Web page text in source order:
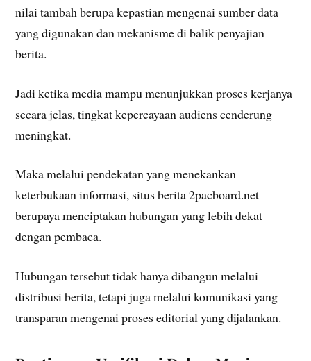
nilai tambah berupa kepastian mengenai sumber data
yang digunakan dan mekanisme di balik penyajian
berita.
Jadi ketika media mampu menunjukkan proses kerjanya
secara jelas, tingkat kepercayaan audiens cenderung
meningkat.
Maka melalui pendekatan yang menekankan
keterbukaan informasi, situs berita 2pacboard.net
berupaya menciptakan hubungan yang lebih dekat
dengan pembaca.
Hubungan tersebut tidak hanya dibangun melalui
distribusi berita, tetapi juga melalui komunikasi yang
transparan mengenai proses editorial yang dijalankan.